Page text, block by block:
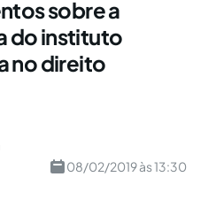
sobre a
do instituto
no direito
08/02/2019 às 13:30